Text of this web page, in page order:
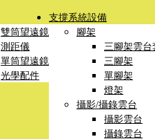
雙筒望遠鏡
測距儀
單筒望遠鏡
光學配件
支撐系統設備
腳架
三腳架雲台
三腳架
單腳架
燈架
攝影/攝錄雲台
攝影雲台
攝錄雲台